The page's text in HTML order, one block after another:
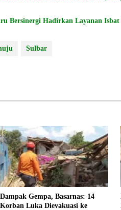
Bersinergi Hadirkan Layanan
Sulbar
Dampak Gempa, Basarnas: 14
Korban Luka Dievakuasi ke